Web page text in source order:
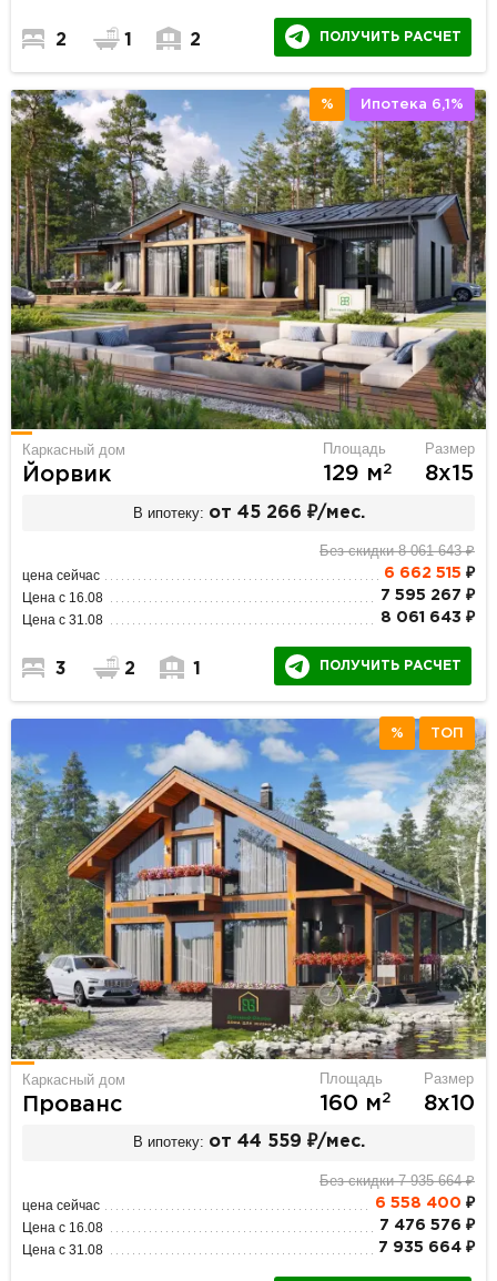
2 1 2 ПОЛУЧИТЬ РАСЧЕТ
% Ипотека 6,1%
Каркасный дом
Йорвик
Площадь
129 м2
Размер
8х15
В ипотеку: от 45 266 ₽/мес.
Без скидки 8 061 643 ₽
цена сейчас 6 662 515 ₽
Цена с 16.08 7 595 267 ₽
Цена с 31.08 8 061 643 ₽
3 2 1 ПОЛУЧИТЬ РАСЧЕТ
% ТОП
Каркасный дом
Прованс
Площадь
160 м2
Размер
8х10
В ипотеку: от 44 559 ₽/мес.
Без скидки 7 935 664 ₽
цена сейчас 6 558 400 ₽
Цена с 16.08 7 476 576 ₽
Цена с 31.08 7 935 664 ₽